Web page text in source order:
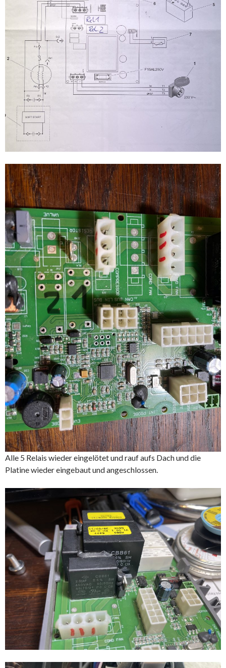
Alle 5 Relais wieder eingelötet und rauf aufs Dach und die
Platine wieder eingebaut und angeschlossen.